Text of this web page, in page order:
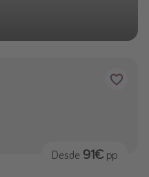
Desde 91€ pp